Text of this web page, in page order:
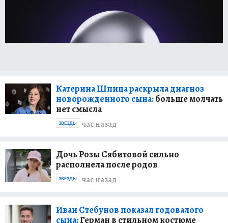
Катерина Шпица раскрыла диагноз
новорожденного сына:больше молчать
нет смысла
час назад
ЗВЕЗДЫ
Дочь Розы Сябитовой сильно
располнела после родов
час назад
ЗВЕЗДЫ
Иван Стебунов показал годовалого
сына:Герман в стильном костюме